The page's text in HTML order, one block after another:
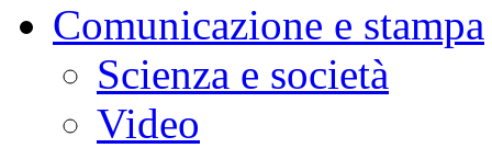
Comunicazione e stampa
Scienza e società
Video